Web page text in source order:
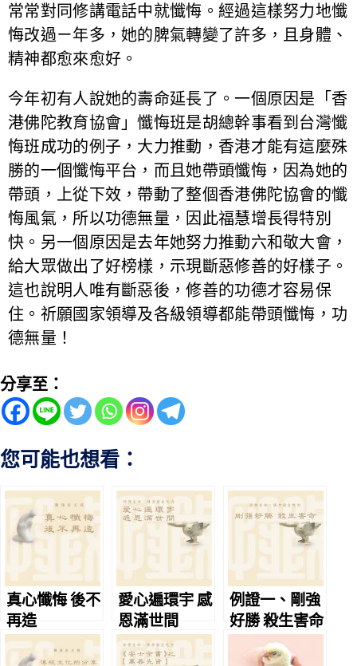
常常對同修講電話中就懺悔。經過這樣努力地懺
悔改過ㄧ年多，她的脾氣轉變了許多，且身體、
精神都愈來愈好。
今年初有人說她的壽命延長了。一個原因是「香
港佛陀教育協會」懺悔班是胡總幹事看到台灣懺
悔班成功的例子，大力推動，香港才能有這麼殊
勝的一個懺悔平台，而且她帶頭懺悔，因為她的
帶頭，上從下效，帶動了整個香港佛陀協會的懺
悔風氣，所以功德無量，因此福慧增長得特別
快。另一個原因是去年她努力推動六和敬大會，
給大眾做出了好榜樣，示現斷惡修善的好樣子。
這也說明人唯有斷惡後，修善的功德才容易保
住。祈願國家領導及各級領導都能帶頭懺悔，功
德無量！
分享至：
您可能也想看：
真心懺悔 後不
再造
愛心遍環宇 感
恩滿世間
例證一、剛強
好勝 殺生害命